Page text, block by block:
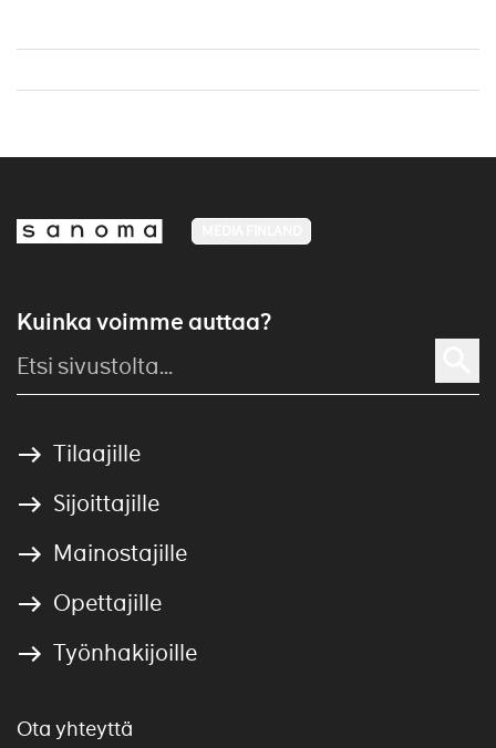
Kuinka voimme auttaa?
Tilaajille
Sijoittajille
Mainostajille
Opettajille
Työnhakijoille
Ota yhteyttä